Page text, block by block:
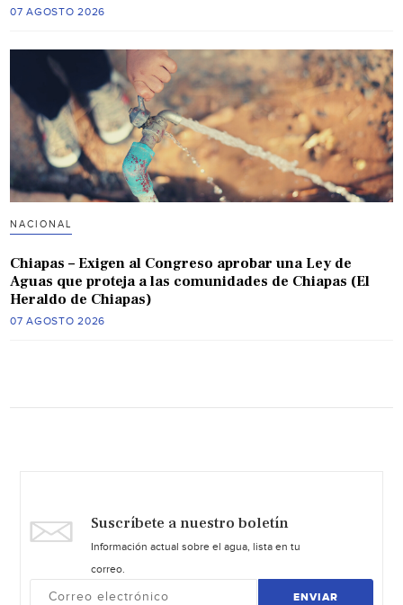
07 AGOSTO 2026
NACIONAL
Chiapas – Exigen al Congreso aprobar una Ley de
Aguas que proteja a las comunidades de Chiapas (El
Heraldo de Chiapas)
07 AGOSTO 2026
Suscríbete a nuestro boletín
Información actual sobre el agua, lista en tu
correo.
ENVIAR